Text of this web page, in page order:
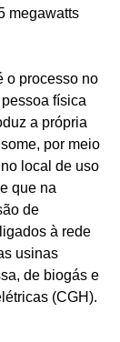
megawatts
o processo no
física
a própria
por meio
local de uso
que na
de
à rede
usinas
de biogás e
(CGH).